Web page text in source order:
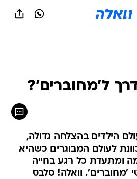
ל'מחוברים'?
הילדים בהצלחה גדולה,
לעולם המבוגרים כשהיא
ומתעדת כל רגע בחייה
'מחוברים'. וואלה! סלבס